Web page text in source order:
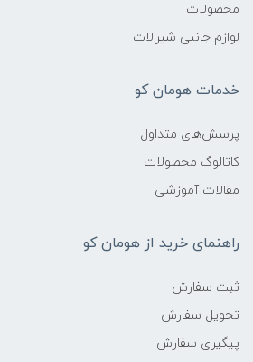
محصولات
لوازم جانبی شیرالات
خدمات هومان کو
پرسش‌های متداول
کاتالوگ محصولات
مقالات آموزشی
راهنمای خرید از هومان کو
ثبت سفارش
تحویل سفارش
پیگیری سفارش